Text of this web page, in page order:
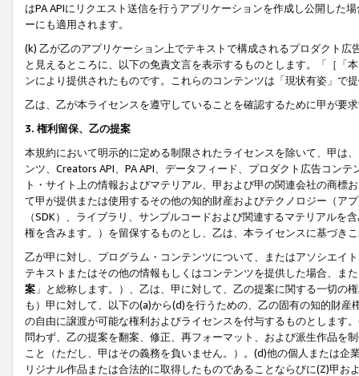
はPA APIにリクエスト送信を行うアプリケーションを作成し公開した
ーにも適用されます。
(k) 乙が乙のアプリケーション上でテキストで構成されるプロダクト
と見えるところに、以下の免責文言を表示するものとします。「［「
ンにより提供されたものです。これらのコンテンツは「現状有姿」で
乙は、乙が本ライセンスを遵守していることを確認するために甲が要
3. 権利留保、乙の提案
本規約において明示的に定める制限されたライセンスを除いて、甲は
ンツ、Creators API、PA API、データフィード、プロダクト広告コン
ト・サイト上の情報およびマテリアル、甲および甲の関連会社の商
て甲が提供または使用するその他の知的財産およびテクノロジー（ア
（SDK）、ライブラリ、サンプルコードおよび関連するマテリアル
権を含みます。）を留保するものとし、乙は、本ライセンスに基づき
乙が甲に対し、プログラム・コンテンツについて、またはアソシエイ
テキストまたはその他の情報もしくはコンテンツを提供した場合、ま
案 」と総称します。）、乙は、甲に対して、乙の提案に関する一切
も）甲に対して、以下の(a)から(d)を行うための、乙の固有の知的財
の自由に譲渡が可能な権利およびライセンスを付与するものとします
問わず、乙の提案を翻案、修正、再フォーマット、および派生作品を
こと（ただし、甲はその義務を負いません。）。(d)他の個人または
リジナル作品または合法的に取得したものであることならびに(Z)甲